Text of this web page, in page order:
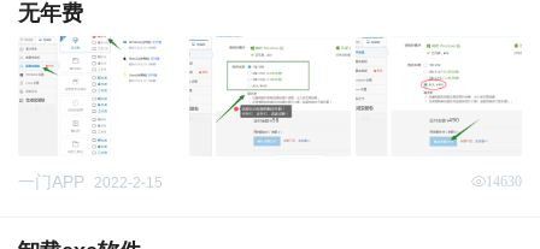
无年费
一门APP 2022-2-15 14630